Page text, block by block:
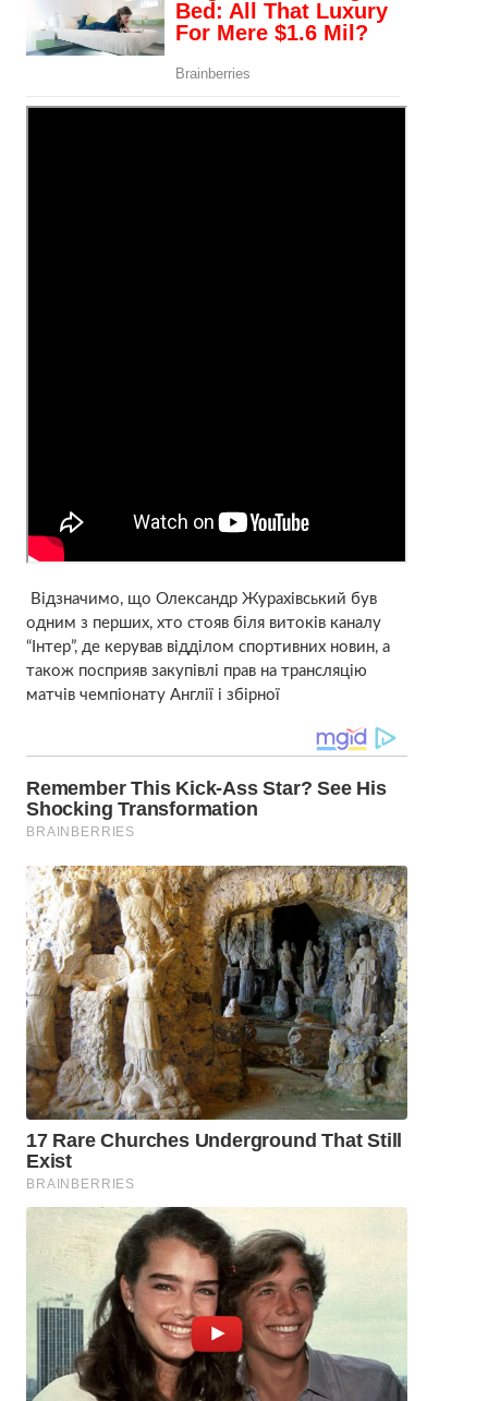
Відзначимо, що Олександр Журахівський був
одним з перших, хто стояв біля витоків каналу
“Інтер”, де керував відділом спортивних новин, а
також посприяв закупівлі прав на трансляцію
матчів чемпіонату Англії і збірної